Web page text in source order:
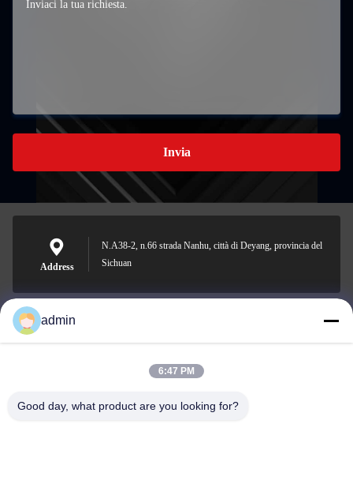
Invia
Address
N.A38-2, n.66 strada Nanhu, città di Deyang, provincia del
Sichuan
Nero@enlaibio.com
admin
6:47 PM
Good day, what product are you looking for?